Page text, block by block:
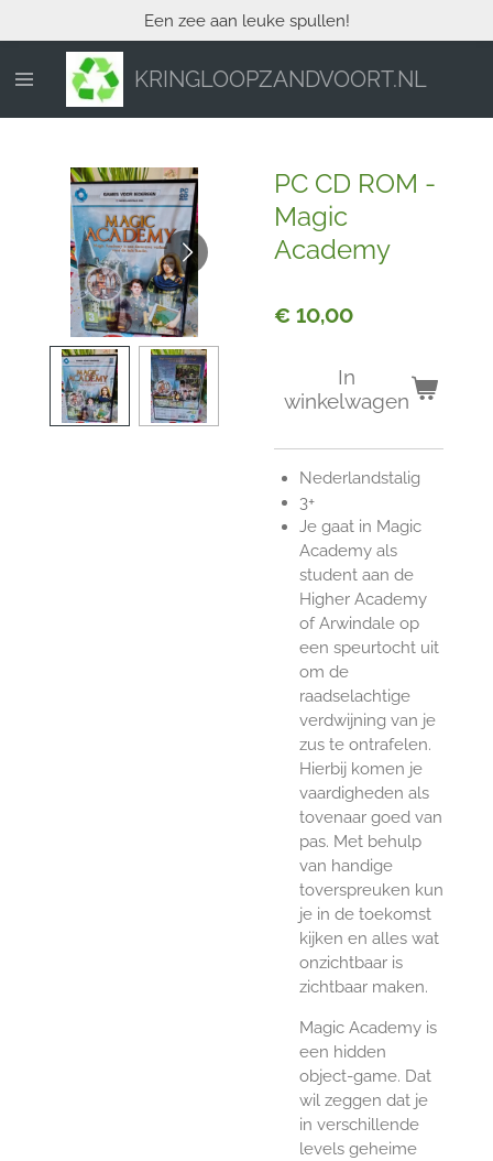
direct
naar
hoofdinhoud
KRINGLOOPZANDVOORT.NL
Een zee aan leuke spullen!
PC CD ROM -
Magic
Academy
€ 10,00
In
winkelwagen
Nederlandstalig
3+
Je gaat in Magic
Academy als
student aan de
Higher Academy
of Arwindale op
een speurtocht uit
om de
raadselachtige
verdwijning van je
zus te ontrafelen.
Hierbij komen je
vaardigheden als
tovenaar goed van
pas. Met behulp
van handige
toverspreuken kun
je in de toekomst
kijken en alles wat
onzichtbaar is
zichtbaar maken.
Magic Academy is
een hidden
object-game. Dat
wil zeggen dat je
in verschillende
levels geheime